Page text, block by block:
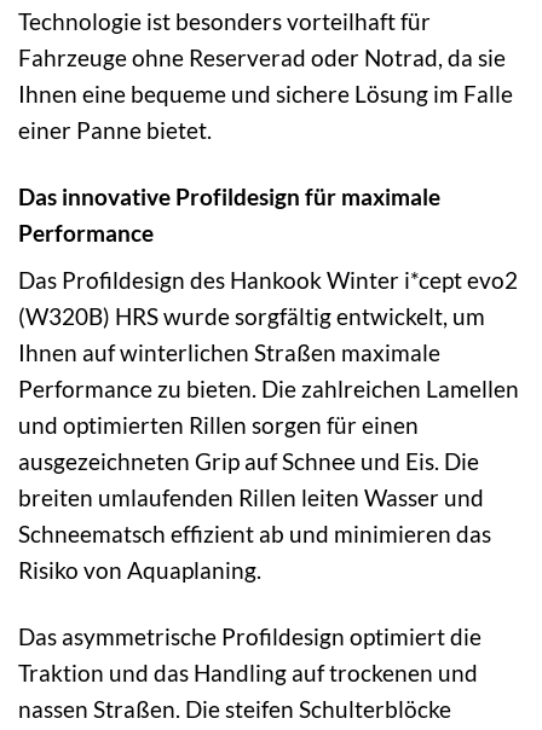
Technologie ist besonders vorteilhaft für
Fahrzeuge ohne Reserverad oder Notrad, da sie
Ihnen eine bequeme und sichere Lösung im Falle
einer Panne bietet.
Das innovative Profildesign für maximale
Performance
Das Profildesign des Hankook Winter i*cept evo2
(W320B) HRS wurde sorgfältig entwickelt, um
Ihnen auf winterlichen Straßen maximale
Performance zu bieten. Die zahlreichen Lamellen
und optimierten Rillen sorgen für einen
ausgezeichneten Grip auf Schnee und Eis. Die
breiten umlaufenden Rillen leiten Wasser und
Schneematsch effizient ab und minimieren das
Risiko von Aquaplaning.
Das asymmetrische Profildesign optimiert die
Traktion und das Handling auf trockenen und
nassen Straßen. Die steifen Schulterblöcke